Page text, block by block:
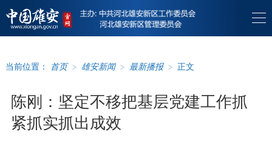
当前位置： 首页 > 雄安新闻 > 最新播报 > 正文
陈刚：坚定不移把基层党建工作抓
紧抓实抓出成效